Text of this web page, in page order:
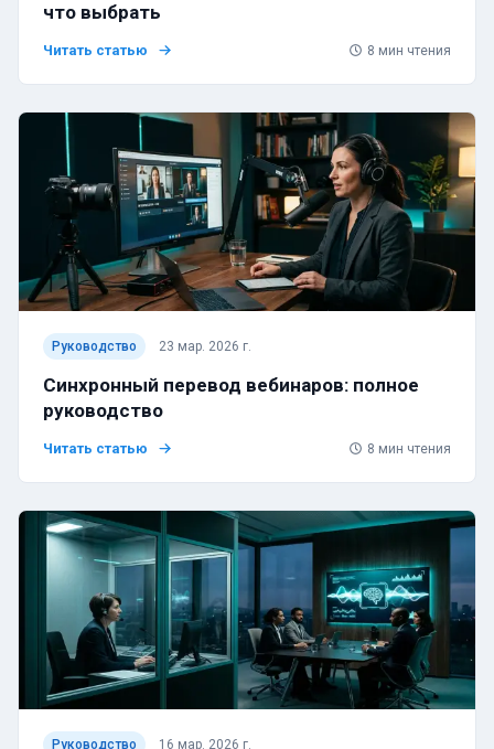
что выбрать
Читать статью 8 мин чтения
Руководство 23 мар. 2026 г.
Синхронный перевод вебинаров: полное
руководство
Читать статью 8 мин чтения
Руководство 16 мар. 2026 г.